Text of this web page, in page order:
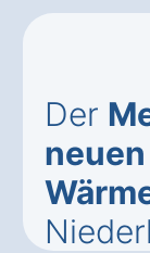
Der
neuen